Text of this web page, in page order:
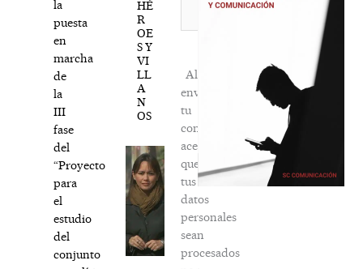
la
puesta
en
marcha
de
la
III
fase
del
“Proyecto
para
el
estudio
del
conjunto
HÉ
R
OE
S Y
VI
LL
A
N
OS
Al
enviar
tu
comentario,
aceptas
que
tus
datos
personales
sean
procesados